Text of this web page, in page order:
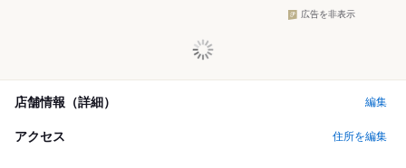
広告を非表示
店舗情報（詳細） 編集
アクセス 住所を編集